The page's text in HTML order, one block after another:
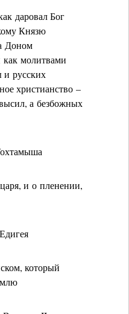
даровал Бог
Князю
Доном
молитвами
и русских
христианство –
а безбожных
и о пленении,
который